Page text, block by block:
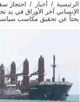
الرئيسية / أخبار /
احتجاز
الإنساني آخر الأوراق في يد
بحثاً عن تحقيق مكاسب